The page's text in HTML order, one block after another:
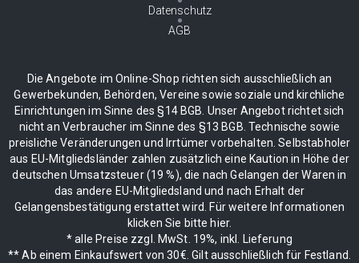
Datenschutz
AGB
Die Angebote im Online-Shop richten sich ausschließlich an
Gewerbekunden, Behörden, Vereine sowie soziale und kirchliche
Einrichtungen im Sinne des §14 BGB. Unser Angebot richtet sich
nicht an Verbraucher im Sinne des §13 BGB. Technische sowie
preisliche Veränderungen und Irrtümer vorbehalten. Selbstabholer
aus EU-Mitgliedsländer zahlen zusätzlich eine Kaution in Höhe der
deutschen Umsatzsteuer (19 %), die nach Gelangen der Waren in
das andere EU-Mitgliedsland und nach Erhalt der
Gelangensbestätigung erstattet wird. Für weitere Informationen
klicken Sie bitte hier.
* alle Preise zzgl. MwSt. 19%, inkl. Lieferung
** Ab einem Einkaufswert von 30€. Gilt ausschließlich für Festland.